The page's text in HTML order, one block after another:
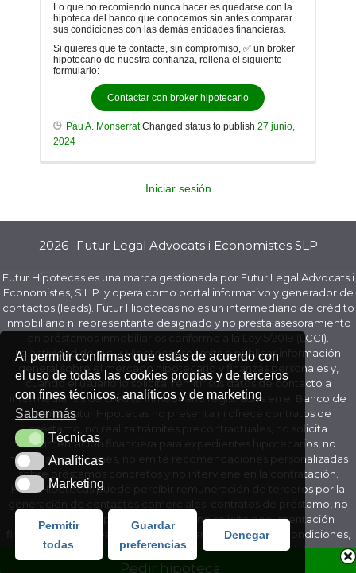
Al permitir confirmas que estás de acuerdo con
el uso de todas las cookies propias y de terceros
con fines técnicos, analíticos y de marketing
Saber más
TécnicasTécnicas
AnalíticasAnalíticas
MarketingMarketing
Permitir
todas
Guardar
preferencias
Denegar
Lo que no recomiendo nunca hacer es quedarse con la
hipoteca del banco que conocemos sin antes comparar
sus condiciones con las demás entidades financieras.
Si quieres que te contacte, sin compromiso, ✅ un broker
hipotecario de nuestra confianza, rellena el siguiente
formulario:
Contactar con broker hipotecario
Pau A. MonserratChanged status to publish 27 junio,
2024
Iniciar sesión
2026 -Futur Legal Advocats i Economistes SLP
Futur Hipotecas es una marca gestionada por Futur Legal Advocats i
Economistes, S.L.P. y opera como portal informativo y generador de
contactos (leads). Futur Hipotecas no es un intermediario de crédito
inmobiliario ni representante designado y no presta asesoramiento
en préstamos inmobiliarios conforme a la Ley 5/2019 (LCCI).
La actividad de Futur Hipotecas se limita a publicar información
general sobre el mercado hipotecario y finanzas personales y,
cuando el usuario lo solicita, remitir sus datos de contacto a
intermediarios de crédito inmobiliario registrados en el Banco de
España. Futur Hipotecas no presenta ni ofrece contratos de
préstamo, no realiza trámites precontractuales, no solicita
documentación financiera para expedientes hipotecarios, no
negocia condiciones, no emite recomendaciones personalizadas
sobre préstamos concretos y no interviene en la contratación.
Futur Hipotecas puede percibir remuneración de terceros por la
generación de contactos comerciales. contratos de préstamo, no
realiza trámites precontractuales, no solicita documentación
financiera para expedientes hipotecarios, no negocia condiciones,
no emite recomendaciones personalizadas sobre préstamos
concretos y no interviene en la contratación.
Pedir hipoteca